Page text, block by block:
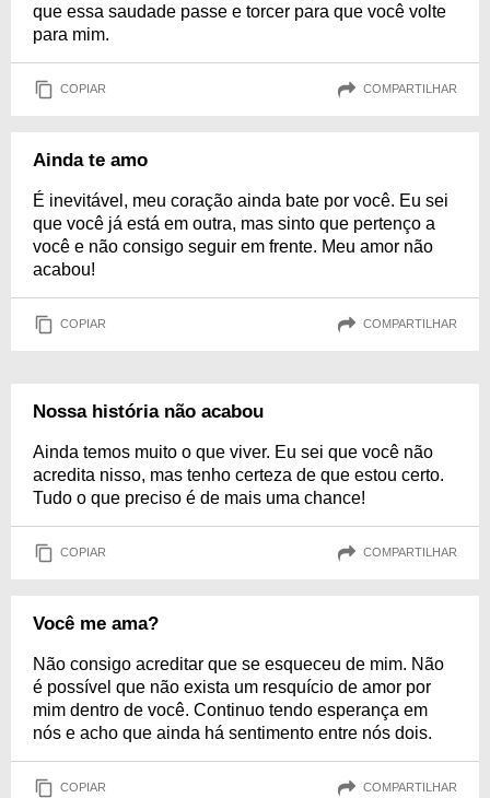
que essa saudade passe e torcer para que você volte
para mim.
COPIAR COMPARTILHAR
Ainda te amo
É inevitável, meu coração ainda bate por você. Eu sei
que você já está em outra, mas sinto que pertenço a
você e não consigo seguir em frente. Meu amor não
acabou!
COPIAR COMPARTILHAR
Nossa história não acabou
Ainda temos muito o que viver. Eu sei que você não
acredita nisso, mas tenho certeza de que estou certo.
Tudo o que preciso é de mais uma chance!
COPIAR COMPARTILHAR
Você me ama?
Não consigo acreditar que se esqueceu de mim. Não
é possível que não exista um resquício de amor por
mim dentro de você. Continuo tendo esperança em
nós e acho que ainda há sentimento entre nós dois.
COPIAR COMPARTILHAR